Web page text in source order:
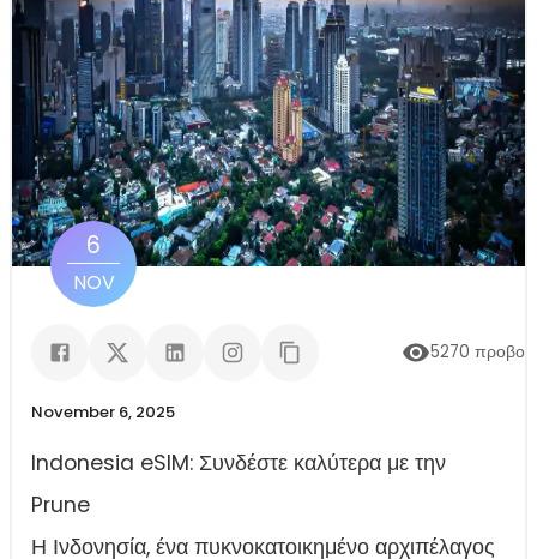
6
NOV
5270
November 6, 2025
Indonesia eSIM: Συνδέστε καλύτερα με την
Prune
Η Ινδονησία, ένα πυκνοκατοικημένο αρχιπέλαγος